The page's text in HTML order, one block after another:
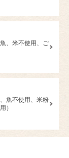
、米不使用、ご
魚不使用、米粉
）